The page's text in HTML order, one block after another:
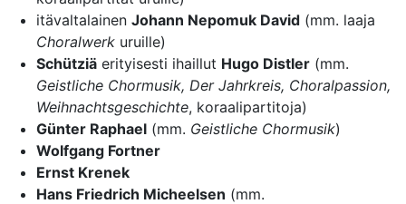
itävaltalainen Johann Nepomuk David (mm. laaja
Choralwerk uruille)
Schütziä erityisesti ihaillut Hugo Distler (mm.
Geistliche Chormusik, Der Jahrkreis, Choralpassion,
Weihnachtsgeschichte, koraalipartitoja)
Günter Raphael (mm. Geistliche Chormusik)
Wolfgang Fortner
Ernst Krenek
Hans Friedrich Micheelsen (mm.